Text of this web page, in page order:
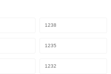
1238
1235
1232